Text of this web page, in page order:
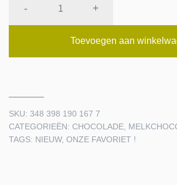
- +
Toevoegen aan
SKU: 348 398 190 167 7
CATEGORIEËN: CHOCOLADE
TAGS: NIEUW, ONZE FAVORIET !